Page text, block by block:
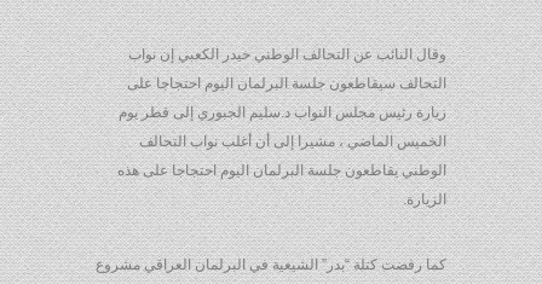
وقال النائب عن التحالف الوطني حيدر الكعبي إن نواب
التحالف سيقاطعون جلسة البرلمان اليوم احتجاجا على
زيارة رئيس مجلس النواب د.سليم الجبوري إلى قطر يوم
الخميس الماضي ، مشيرا إلى أن أغلب نواب التحالف
الوطني يقاطعون جلسة البرلمان اليوم احتجاجا على هذه
الزيارة.
كما رفضت كتلة “بدر” الشيعية في البرلمان العراقي مشروع